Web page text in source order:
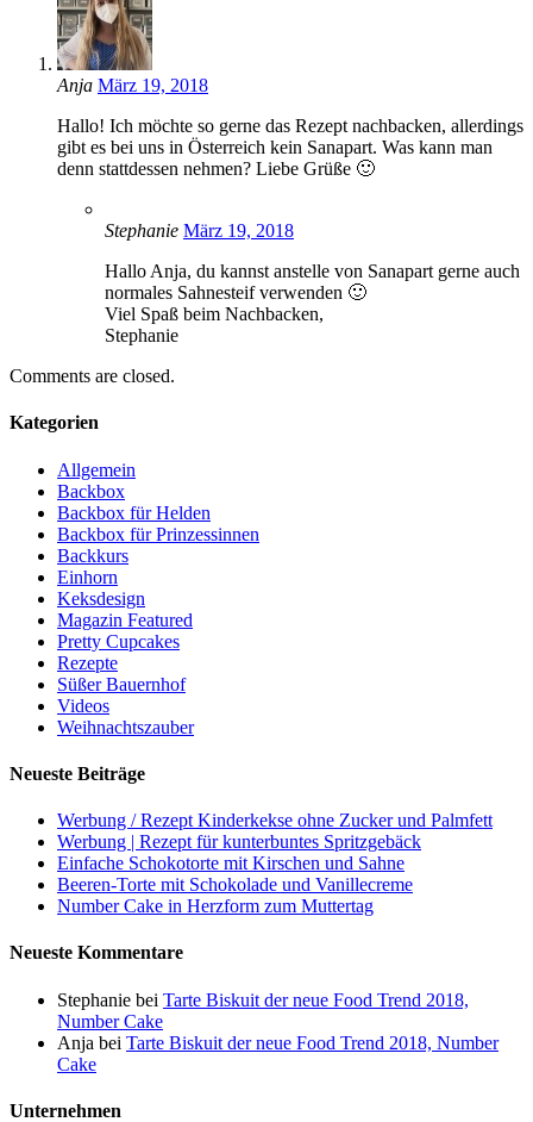
Anja März 19, 2018
Hallo! Ich möchte so gerne das Rezept nachbacken, allerdings
gibt es bei uns in Österreich kein Sanapart. Was kann man
denn stattdessen nehmen? Liebe Grüße 🙂
Stephanie März 19, 2018
Hallo Anja, du kannst anstelle von Sanapart gerne auch
normales Sahnesteif verwenden 🙂
Viel Spaß beim Nachbacken,
Stephanie
Comments are closed.
Kategorien
Allgemein
Backbox
Backbox für Helden
Backbox für Prinzessinnen
Backkurs
Einhorn
Keksdesign
Magazin Featured
Pretty Cupcakes
Rezepte
Süßer Bauernhof
Videos
Weihnachtszauber
Neueste Beiträge
Werbung / Rezept Kinderkekse ohne Zucker und Palmfett
Werbung | Rezept für kunterbuntes Spritzgebäck
Einfache Schokotorte mit Kirschen und Sahne
Beeren-Torte mit Schokolade und Vanillecreme
Number Cake in Herzform zum Muttertag
Neueste Kommentare
Stephanie bei Tarte Biskuit der neue Food Trend 2018,
Number Cake
Anja bei Tarte Biskuit der neue Food Trend 2018, Number
Cake
Unternehmen